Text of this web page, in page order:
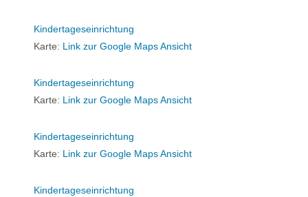
Kindertageseinrichtung
Karte: Link zur Google Maps Ansicht
Kindertageseinrichtung
Karte: Link zur Google Maps Ansicht
Kindertageseinrichtung
Karte: Link zur Google Maps Ansicht
Kindertageseinrichtung